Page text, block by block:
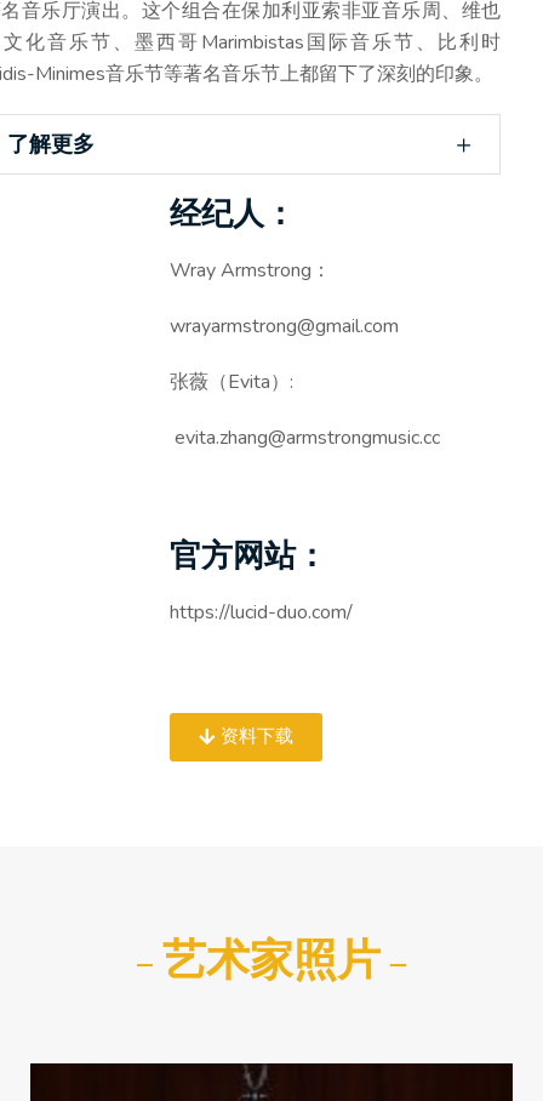
音乐厅演出。这个组合在保加利亚索非亚音乐周、维也
化音乐节、墨西哥Marimbistas国际音乐节、比利时
Minimes音乐节等著名音乐节上都留下了深刻的印象。
了解更多
经纪人：
Wray Armstrong：
wrayarmstrong@gmail.com
张薇（Evita）:
evita.zhang@armstrongmusic.cc
官方网站：
https://lucid-duo.com/
资料下载
艺术家照片